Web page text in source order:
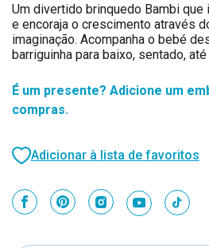
Um divertido brinquedo Bambi
e encoraja o crescimento através
imaginação. Acompanha o bebé
barriguinha para baixo, sentado, até
É um presente? Adicione um
compras.
Adicionar à lista de favoritos